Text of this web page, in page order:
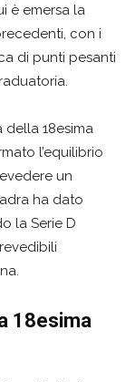
è emersa la
con i
di punti pesanti
18esima
l’equilibrio
un
ha dato
la Serie D
18esima